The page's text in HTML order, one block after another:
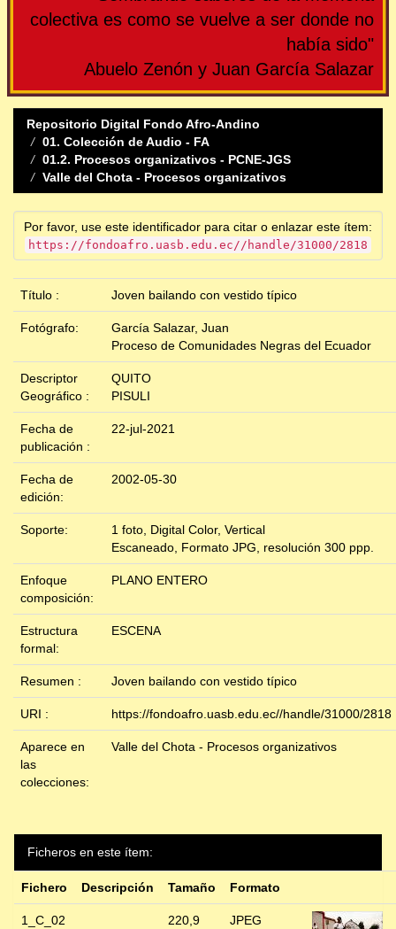
colectiva es como se vuelve a ser donde no
había sido"
Abuelo Zenón y Juan García Salazar
Repositorio Digital Fondo Afro-Andino
01. Colección de Audio - FA
01.2. Procesos organizativos - PCNE-JGS
Valle del Chota - Procesos organizativos
Por favor, use este identificador para citar o enlazar este ítem:
https://fondoafro.uasb.edu.ec//handle/31000/2818
Título : Joven bailando con vestido típico
Fotógrafo:
García Salazar, Juan
Proceso de Comunidades Negras del Ecuador
Descriptor
Geográfico :
QUITO
PISULI
Fecha de
publicación :
22-jul-2021
Fecha de
edición:
2002-05-30
Soporte:
1 foto, Digital Color, Vertical
Escaneado, Formato JPG, resolución 300 ppp.
Enfoque
composición:
PLANO ENTERO
Estructura
formal:
ESCENA
Resumen : Joven bailando con vestido típico
URI : https://fondoafro.uasb.edu.ec//handle/31000/2818
Aparece en
las
colecciones:
Valle del Chota - Procesos organizativos
Ficheros en este ítem:
Fichero Descripción Tamaño Formato
1_C_02
220,9
JPEG